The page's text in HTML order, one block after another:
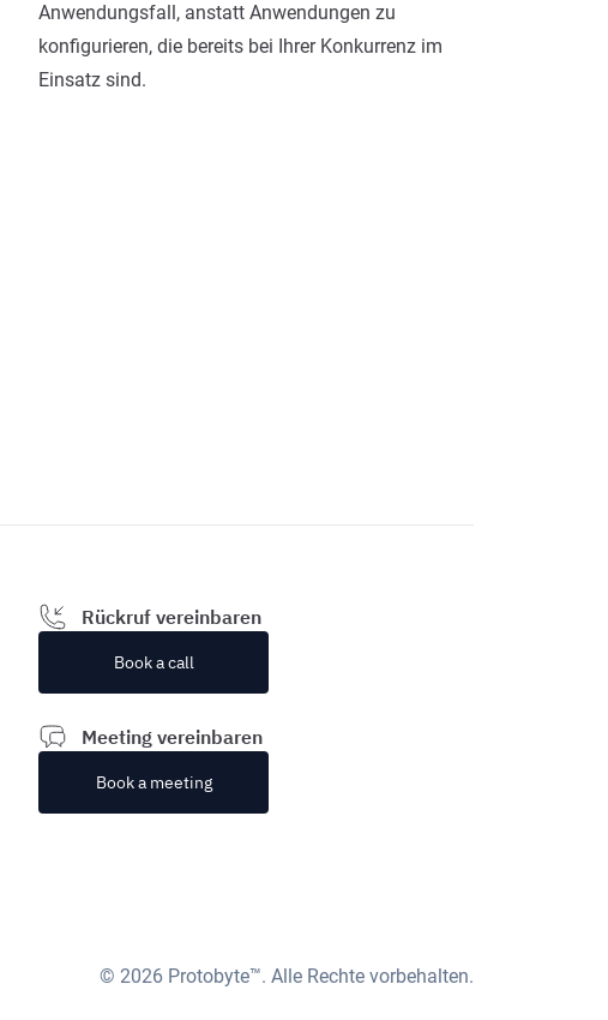
Anwendungsfall, anstatt Anwendungen zu
konfigurieren, die bereits bei Ihrer Konkurrenz im
Einsatz sind.
Rückruf vereinbaren
Book a call
Meeting vereinbaren
Book a meeting
© 2026 Protobyte™. Alle Rechte vorbehalten.